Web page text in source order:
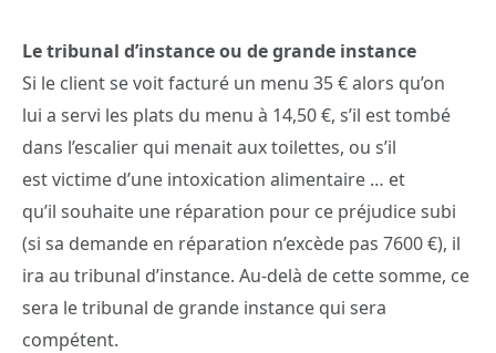
Le tribunal d’instance ou de grande instance
Si le client se voit facturé un menu 35 € alors qu’on
lui a servi les plats du menu à 14,50 €, s’il est tombé
dans l’escalier qui menait aux toilettes, ou s’il
est victime d’une intoxication alimentaire … et
qu’il souhaite une réparation pour ce préjudice subi
(si sa demande en réparation n’excède pas 7600 €), il
ira au tribunal d’instance. Au-delà de cette somme, ce
sera le tribunal de grande instance qui sera
compétent.